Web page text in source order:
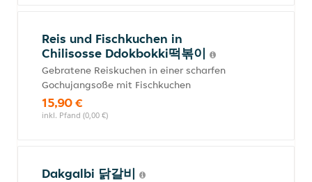
Reis und Fischkuchen in
Chilisosse Ddokbokki떡볶이
Gebratene Reiskuchen in einer scharfen
Gochujangsoße mit Fischkuchen
15,90 €
inkl. Pfand (0,00 €)
Dakgalbi 닭갈비